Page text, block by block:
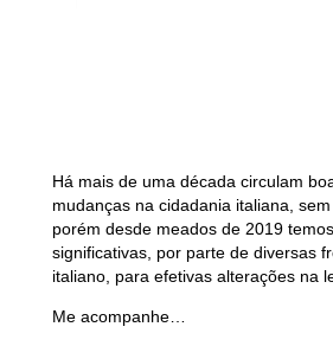
Há mais de uma década circulam
mudanças na cidadania italiana,
porém desde meados de 2019
significativas, por parte de diversas
italiano, para efetivas alterações na
Me acompanhe…